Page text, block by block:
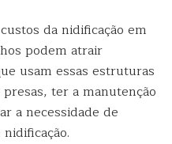
da nidificação em
podem atrair
usam essas estruturas
ter a manutenção
a necessidade de